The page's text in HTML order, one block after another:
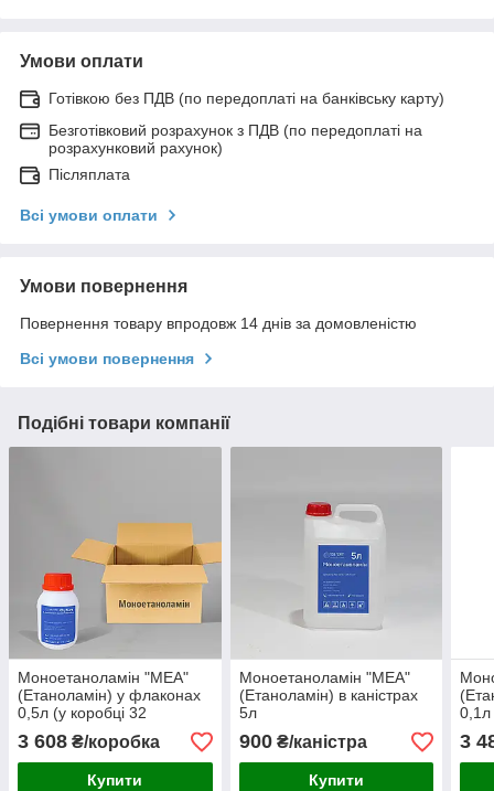
Умови оплати
Готівкою без ПДВ (по передоплаті на банківську карту)
Безготівковий розрахунок з ПДВ (по передоплаті на
розрахунковий рахунок)
Післяплата
Всі умови оплати
Умови повернення
Повернення товару впродовж 14 днів за домовленістю
Всі умови повернення
Подібні товари компанії
Моноетаноламін "МЕА"
(Етаноламін) у флаконах
0,5л (у коробці 32
флаконів)
3 608 ₴/коробка
Купити
Моноетаноламін "МЕА"
(Етаноламін) в каністрах
5л
900₴/каністра
Купити
0,1л
3